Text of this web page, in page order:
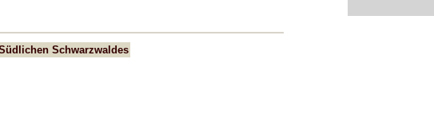
Schwarzwaldes